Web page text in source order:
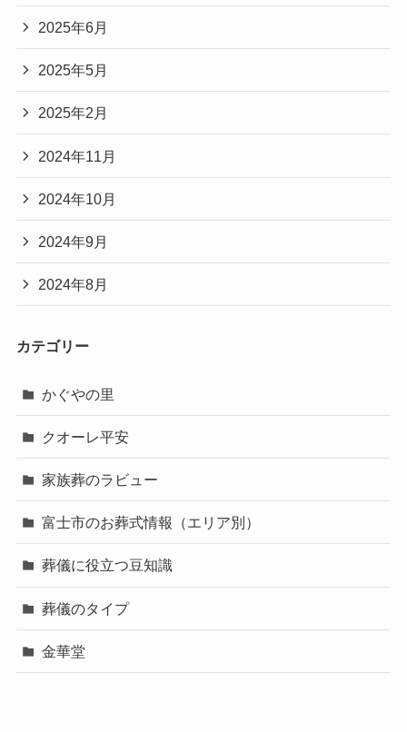
2025年6月
2025年5月
2025年2月
2024年11月
2024年10月
2024年9月
2024年8月
カテゴリー
かぐやの里
クオーレ平安
家族葬のラビュー
富士市のお葬式情報（エリア別）
葬儀に役立つ豆知識
葬儀のタイプ
金華堂